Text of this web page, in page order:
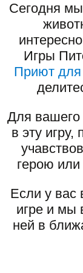
Сегодня
Игры
Приют
Для вашего
в эту
герою или
Если у вас
игре и мы
ней в